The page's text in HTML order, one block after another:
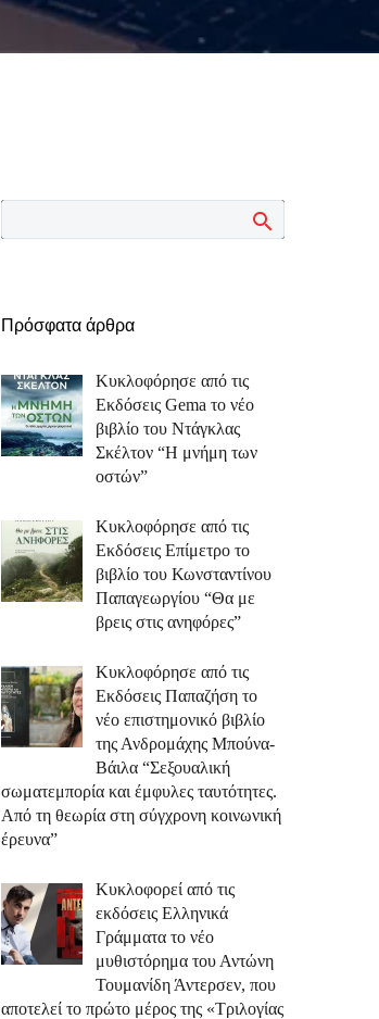
Πρόσφατα άρθρα
Κυκλοφόρησε από τις
Εκδόσεις Gema το νέο
βιβλίο του Ντάγκλας
Σκέλτον “Η μνήμη των
οστών”
Κυκλοφόρησε από τις
Εκδόσεις Επίμετρο το
βιβλίο του Κωνσταντίνου
Παπαγεωργίου “Θα με
βρεις στις ανηφόρες”
Κυκλοφόρησε από τις
Εκδόσεις Παπαζήση το
νέο επιστημονικό βιβλίο
της Ανδρομάχης Μπούνα-
Βάιλα “Σεξουαλική
σωματεμπορία και έμφυλες ταυτότητες.
Από τη θεωρία στη σύγχρονη κοινωνική
έρευνα”
Κυκλοφορεί από τις
εκδόσεις Ελληνικά
Γράμματα το νέο
μυθιστόρημα του Αντώνη
Τουμανίδη Άντερσεν, που
αποτελεί το πρώτο μέρος της «Τριλογίας